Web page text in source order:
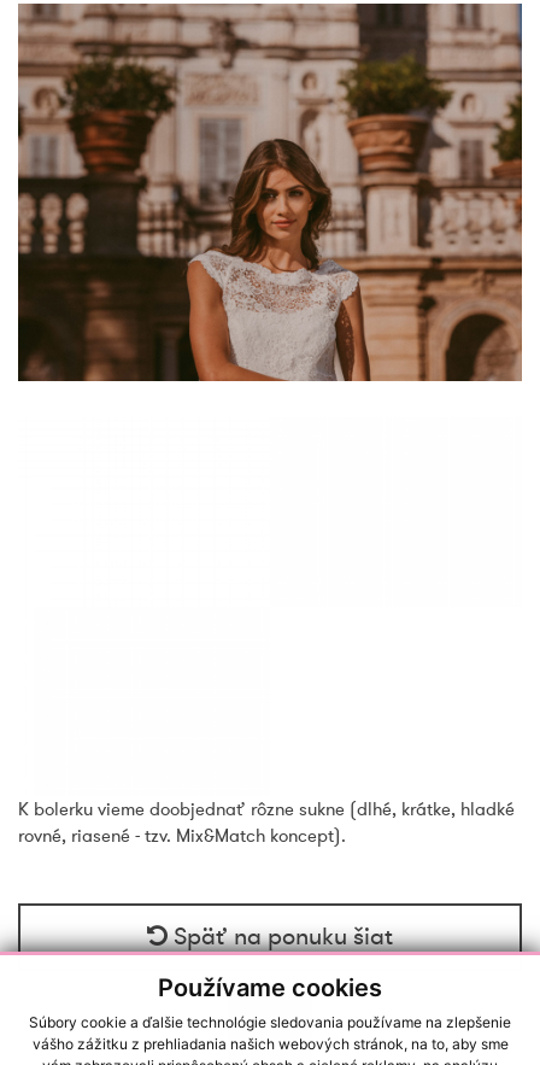
Používame cookies
Súbory cookie a ďalšie technológie sledovania používame na zlepšenie
vášho zážitku z prehliadania našich webových stránok, na to, aby sme
K bolerku vieme doobjednať rôzne sukne (dlhé, krátke, hladké
rovné, riasené - tzv. Mix&Match koncept).
Späť na ponuku šiat